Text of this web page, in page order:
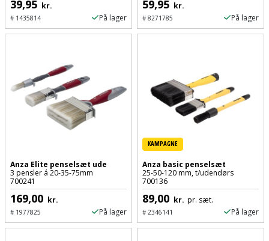
terrassebrædder
Lecablokke
fundablokke
Lofter
Lofttrapper
Murpap
og
murfolie
Høvl
Kloakrenser
Koben
Kridtsnor
Lærlingesæt
Detektor
Diamantslibertilbehør
Dykkerpistol
Excentersliber
Excenterslibertilbehør
Fedtsprøjte
Robotplæneklipper
Vandpumpe
Vertikalskærer
Vinduesvasker
Drivhustilbehør
Elartikler
hus
Garderobe
opbevaring
Gavekort
39,95 kr.
#1435814 På lager
59,95 kr.
#8271785 På lager
Anza Elite penselsæt ude
3 pensler á 20-35-75mm
700241
169,00 kr.
#1977825 På lager
KAMPAGNE
Anza basic penselsæt
25-50-120 mm, t/udendørs
700136
89,00 kr. pr. sæt.
#2346141 På lager